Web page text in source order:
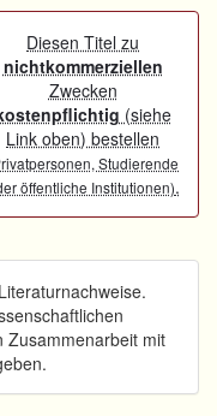
Diesen Titel zu
nichtkommerziellen
Zwecken
(siehe
Link oben) bestellen
Studierende
öffentliche Institutionen).
Zusammenarbeit mit